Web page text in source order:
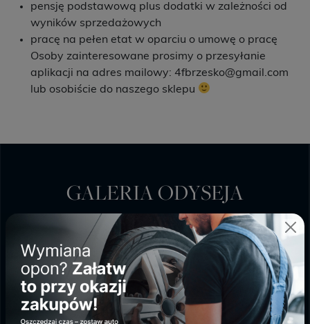
pensję podstawową plus dodatki w zależności od
wyników sprzedażowych
pracę na pełen etat w oparciu o umowę o pracę
Osoby zainteresowane prosimy o przesyłanie
aplikacji na adres mailowy: 4fbrzesko@gmail.com
lub osobiście do naszego sklepu
GALERIA ODYSEJA
PONIEDZIAŁEK - SOBOTA
9:00 - 20:00
NIEDZIELA HANDLOWA
10:00 - 18:00